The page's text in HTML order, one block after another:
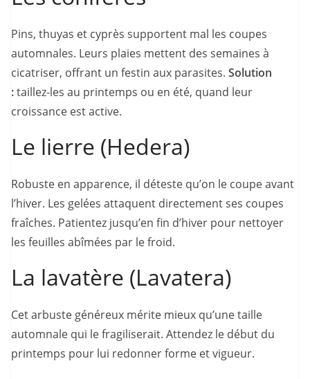
Pins, thuyas et cyprès supportent mal les coupes
automnales. Leurs plaies mettent des semaines à
cicatriser, offrant un festin aux parasites. Solution
:taillez-les au printemps ou en été, quand leur
croissance est active.
Le lierre (Hedera)
Robuste en apparence, il déteste qu’on le coupe avant
l’hiver. Les gelées attaquent directement ses coupes
fraîches. Patientez jusqu’en fin d’hiver pour nettoyer
les feuilles abîmées par le froid.
La lavatère (Lavatera)
Cet arbuste généreux mérite mieux qu’une taille
automnale qui le fragiliserait. Attendez le début du
printemps pour lui redonner forme et vigueur.